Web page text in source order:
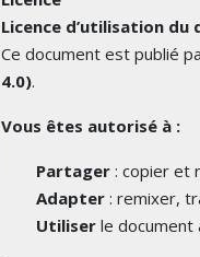
Licence d’utilisation du
Ce document est publié
4.0).
Vous êtes autorisé à :
Partager : copier et
Adapter : remixer,
Utiliser le document